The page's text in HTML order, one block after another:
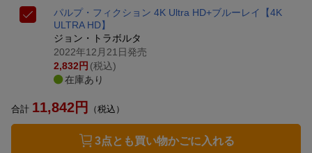
パルプ・フィクション 4K Ultra HD+ブルーレイ【4K
ULTRA HD】
ジョン・トラボルタ
2022年12月21日発売
2,832円 (税込)
在庫あり
合計 11,842円 （税込）
3点とも買い物かごに入れる